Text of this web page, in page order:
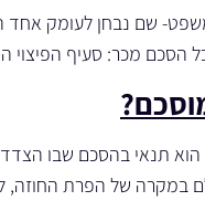
שם נבחן לעומק אחד
הסכם מכר: סעיף הפיצוי
הוא תנאי בהסכם שבו
במקרה של הפרת החוזה,